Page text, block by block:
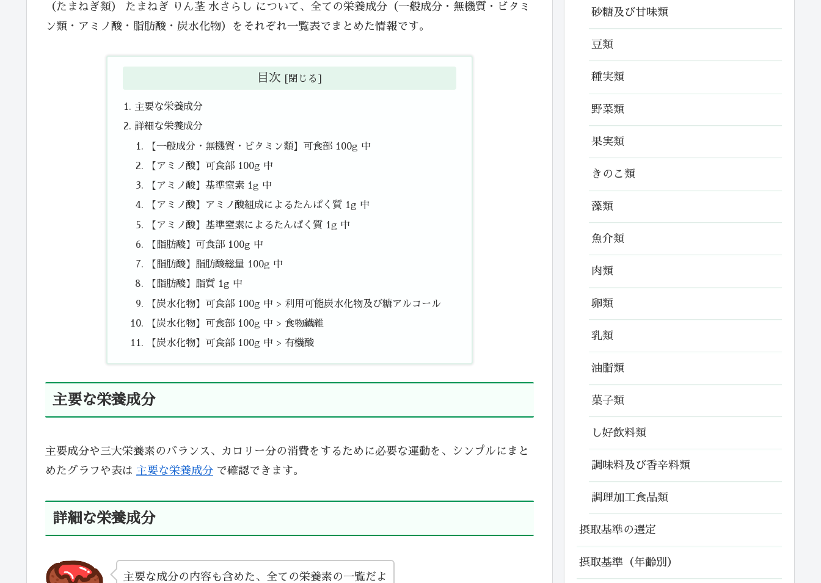
（たまねぎ類） たまねぎ りん茎 水さらし について、全ての栄養成分（一般成分・無機質・ビタミ
ン類・アミノ酸・脂肪酸・炭水化物）をそれぞれ一覧表でまとめた情報です。
目次
主要な栄養成分
詳細な栄養成分
【一般成分・無機質・ビタミン類】可食部 100g 中
【アミノ酸】可食部 100g 中
【アミノ酸】基準窒素 1g 中
【アミノ酸】アミノ酸組成によるたんぱく質 1g 中
【アミノ酸】基準窒素によるたんぱく質 1g 中
【脂肪酸】可食部 100g 中
【脂肪酸】脂肪酸総量 100g 中
【脂肪酸】脂質 1g 中
【炭水化物】可食部 100g 中 > 利用可能炭水化物及び糖アルコール
【炭水化物】可食部 100g 中 > 食物繊維
【炭水化物】可食部 100g 中 > 有機酸
主要な栄養成分
主要成分や三大栄養素のバランス、カロリー分の消費をするために必要な運動を、シンプルにまと
めたグラフや表は 主要な栄養成分 で確認できます。
詳細な栄養成分
主要な成分の内容も含めた、全ての栄養素の一覧だよ
砂糖及び甘味類
豆類
種実類
野菜類
果実類
きのこ類
藻類
魚介類
肉類
卵類
乳類
油脂類
菓子類
し好飲料類
調味料及び香辛料類
調理加工食品類
摂取基準の選定
摂取基準（年齢別）